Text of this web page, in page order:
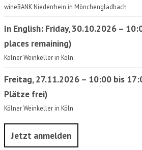
wineBANK Niederrhein in Mönchengladbach
In English: Friday, 30.10.2026 –
places remaining)
Kölner Weinkeller in Köln
Freitag, 27.11.2026 – 10:00 bis
Plätze frei)
Kölner Weinkeller in Köln
Jetzt anmelden